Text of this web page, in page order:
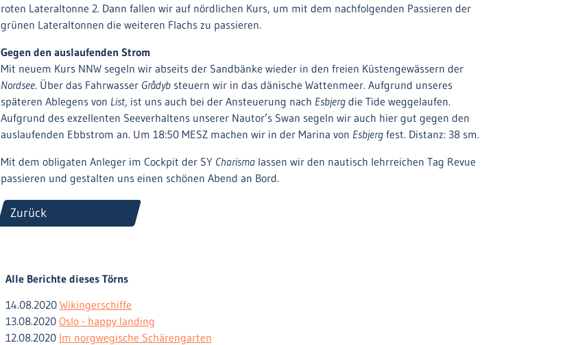
roten Lateraltonne 2. Dann fallen wir auf nördlichen Kurs, um mit dem nachfolgenden Passieren der
grünen Lateraltonnen die weiteren Flachs zu passieren.
Gegen den auslaufenden Strom
Mit neuem Kurs NNW segeln wir abseits der Sandbänke wieder in den freien Küstengewässern der
Nordsee. Über das Fahrwasser Grådyb steuern wir in das dänische Wattenmeer. Aufgrund unseres
späteren Ablegens von List, ist uns auch bei der Ansteuerung nach Esbjerg die Tide weggelaufen.
Aufgrund des exzellenten Seeverhaltens unserer Nautor’s Swan segeln wir auch hier gut gegen den
auslaufenden Ebbstrom an. Um 18:50 MESZ machen wir in der Marina von Esbjerg fest. Distanz: 38 sm.
Mit dem obligaten Anleger im Cockpit der SY Charisma lassen wir den nautisch lehrreichen Tag Revue
passieren und gestalten uns einen schönen Abend an Bord.
Zurück
Alle Berichte dieses Törns
14.08.2020 Wikingerschiffe
13.08.2020 Oslo - happy landing
12.08.2020 Im norgwegische Schärengarten